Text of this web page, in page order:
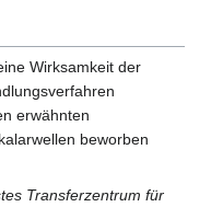
Wirksamkeit der
erwähnten
beworben
Transferzentrum für